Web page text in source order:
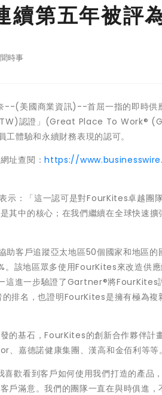
第五年被評
時事
(美國商業資訊)--首屈一指的即時供
認證」(Great Place To Work®
體驗和永續財務表現的認可。
址查閱：https://
：「這一認可是對FourKites卓越團
其中的核心；在我們繼續在全球快速
客戶追蹤亞太地區50個國家和地區的
該地區眾多使用FourKites來改造供應
這進一步驗證了Gartner®將
名，也證明FourKites是擁有極為複
的基石，FourKites的創新合作夥伴
嘉德諾健康集團、漢高和金佰利等等。
看到客戶如何使用我們打造的產品
戶滿意。我們的團隊一直在與時俱進